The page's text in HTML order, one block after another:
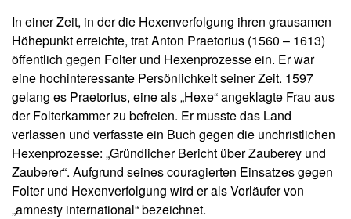
In einer Zeit, in der die Hexenverfolgung ihren grausamen
Höhepunkt erreichte, trat Anton Praetorius (1560 – 1613)
öffentlich gegen Folter und Hexenprozesse ein. Er war
eine hochinteressante Persönlichkeit seiner Zeit. 1597
gelang es Praetorius, eine als „Hexe“ angeklagte Frau aus
der Folterkammer zu befreien. Er musste das Land
verlassen und verfasste ein Buch gegen die unchristlichen
Hexenprozesse: „Gründlicher Bericht über Zauberey und
Zauberer“. Aufgrund seines couragierten Einsatzes gegen
Folter und Hexenverfolgung wird er als Vorläufer von
„amnesty international“bezeichnet.